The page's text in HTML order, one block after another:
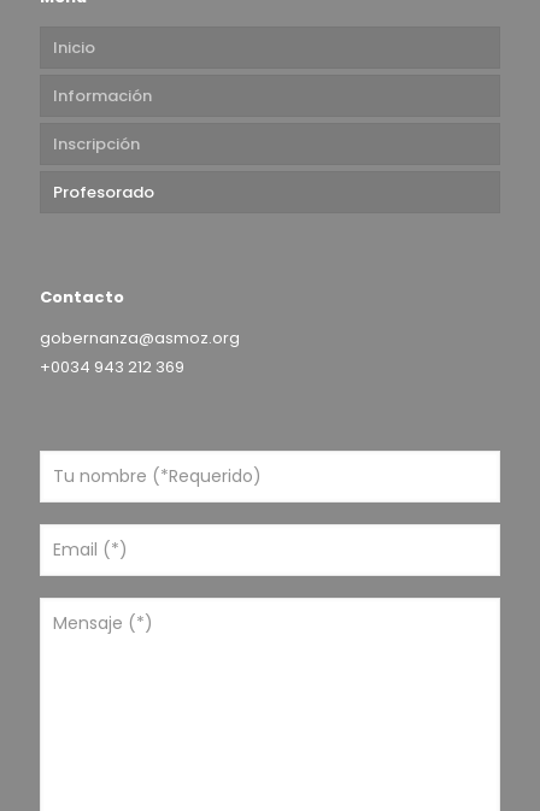
Inicio
Información
Inscripción
Profesorado
Contacto
gobernanza@asmoz.org
+0034 943 212 369